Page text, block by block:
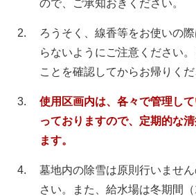
ので、ご承知おきください。
ろうそく、線香等をお使いの
らないようにご注意ください
ことを確認してからお帰りくだ
使用区画内は、各々で管理し
っておりますので、定期的な
ます。
墓地内の除雪は原則行いませ
さい。また、給水場は冬期間